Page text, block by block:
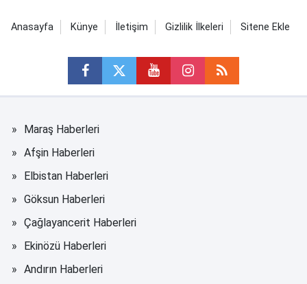
Anasayfa Künye İletişim Gizlilik İlkeleri Sitene Ekle
Maraş Haberleri
Afşin Haberleri
Elbistan Haberleri
Göksun Haberleri
Çağlayancerit Haberleri
Ekinözü Haberleri
Andırın Haberleri